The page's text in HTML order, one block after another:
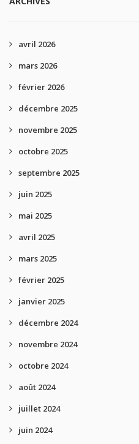
avril 2026
mars 2026
février 2026
décembre 2025
novembre 2025
octobre 2025
septembre 2025
juin 2025
mai 2025
avril 2025
mars 2025
février 2025
janvier 2025
décembre 2024
novembre 2024
octobre 2024
août 2024
juillet 2024
juin 2024